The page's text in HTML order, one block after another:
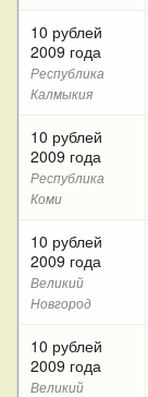
10 рублей
2009 года
Республика
Калмыкия
10 рублей
2009 года
Республика
Коми
10 рублей
2009 года
Великий
Новгород
10 рублей
2009 года
Великий